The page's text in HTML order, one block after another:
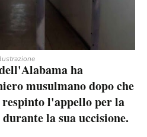
ha
musulmano dopo che
l'appello per la
la sua uccisione.